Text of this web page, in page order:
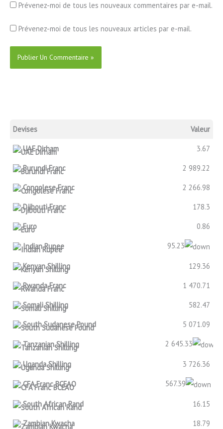
Prévenez-moi de tous les nouveaux commentaires par e-mail.
Prévenez-moi de tous les nouveaux articles par e-mail.
Devises Valeur
UAE Dirham 3.67
Burundi Franc 2 989.22
Congolese Franc 2 266.98
Djibouti Franc 178.3
Euro 0.86
Indian Rupee 95.23
Kenyan Shilling 129.36
Rwanda Franc 1 470.71
Somali Shilling 582.47
South Sudanese Pound 5 071.09
Tanzanian Shilling 2 645.33
Uganda Shilling 3 726.36
CFA Franc BCEAO 567.39
South African Rand 16.15
Zambian Kwacha 18.79